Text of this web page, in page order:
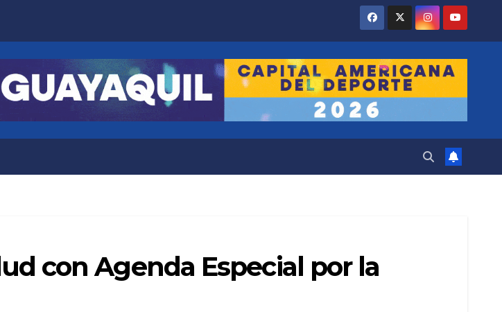
con Agenda Especial por la